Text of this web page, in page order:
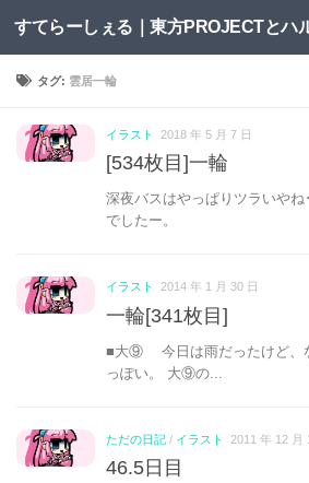
コンテンツへスキップ
タグ: 雲居一輪
イラスト 2018 年 5 月 7 日
[534枚目]一輪
深夜バスはやっぱりツラいやね
でしたー。
イラスト 2014 年 1 月 30 日
一輪[341枚目]
■大⑨ 今日は雨だったけど、
っぽい。 大⑨の...
ただの日記 / イラスト 2011 年 12 月
46.5日目